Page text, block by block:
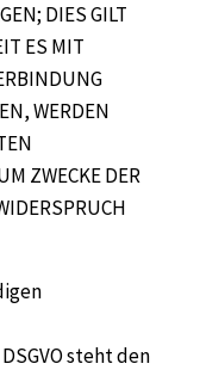
DIES GILT
ES MIT
WERDEN
ZWECKE DER
steht den